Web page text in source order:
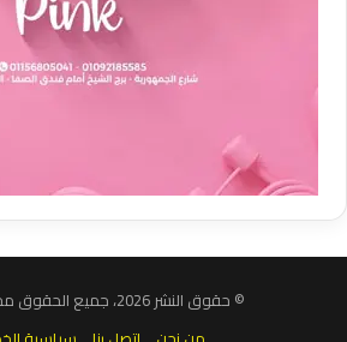
© حقوق النشر 2026، جميع الحقوق محفوظة |